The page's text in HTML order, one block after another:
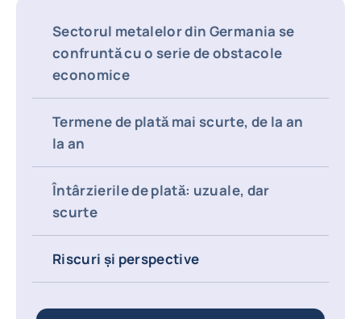
Sectorul metalelor din Germania se
confruntă cu o serie de obstacole
economice
Termene de plată mai scurte, de la an
la an
Întârzierile de plată: uzuale, dar
scurte
Riscuri și perspective